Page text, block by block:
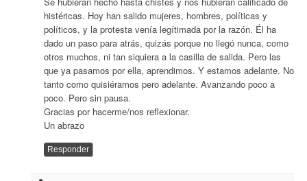
histéricas. Hoy han salido mujeres, hombres, políticas y
políticos, y la protesta venía legítimada por la razón. Él ha
dado un paso para atrás, quizás porque no llegó nunca, como
otros muchos, ni tan siquiera a la casilla de salida. Pero las
que ya pasamos por ella, aprendimos. Y estamos adelante. No
tanto como quisiéramos pero adelante. Avanzando poco a
poco. Pero sin pausa.
Gracias por hacerme/nos reflexionar.
Un abrazo
Responder